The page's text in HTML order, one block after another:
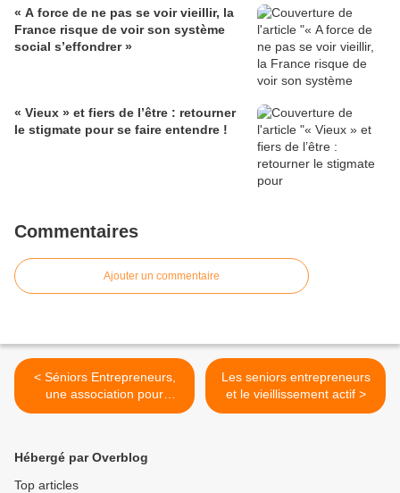
« A force de ne pas se voir vieillir, la
France risque de voir son système
social s’effondrer »
« Vieux » et fiers de l’être : retourner
le stigmate pour se faire entendre !
Commentaires
Ajouter un commentaire
< Séniors Entrepreneurs,
une association pour
laquelle il n’y a pas d’âge à
Les seniors entrepreneurs
et le vieillissement actif >
Hébergé par Overblog
Top articles